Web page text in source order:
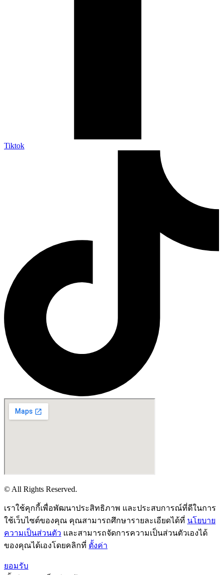
Tiktok
© All Rights Reserved.
เราใช้คุกกี้เพื่อพัฒนาประสิทธิภาพ และประสบการณ์ที่ดีในการ
ใช้เว็บไซต์ของคุณ คุณสามารถศึกษารายละเอียดได้ที่ นโยบาย
ความเป็นส่วนตัว และสามารถจัดการความเป็นส่วนตัวเองได้
ของคุณได้เองโดยคลิกที่ ตั้งค่า
ยอมรับ